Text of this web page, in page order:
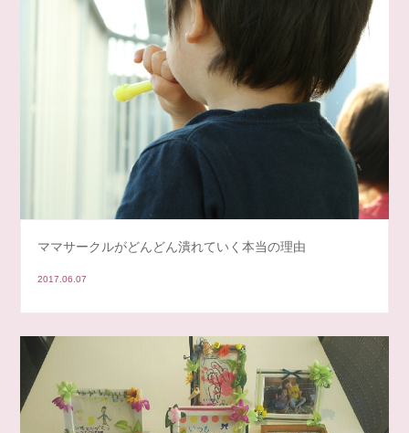
ママサークルがどんどん潰れていく本当の理由
2017.06.07